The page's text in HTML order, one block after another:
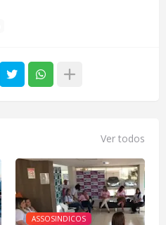
Ver todos
ASSOSINDICOS